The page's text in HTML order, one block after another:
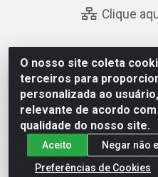
O nosso site coleta
terceiros para
personalizada ao
relevante de acordo
qualidade do nosso site.
Aceito
Negar não
Preferências de Cookies
Clique
Abreu & Silva - Rua
Ariado, Olho D'Água das
CNPJ